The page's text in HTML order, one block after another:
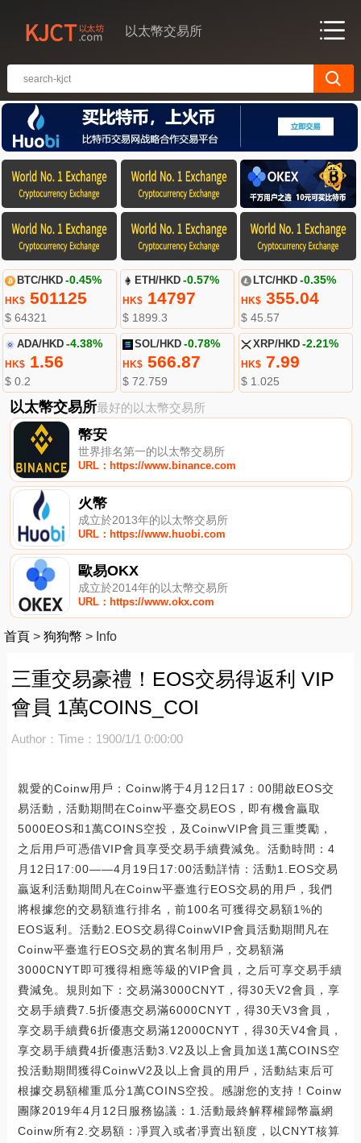
以太幣交易所
BTC/HKD -0.45%
HK$501125
$ 64321
ETH/HKD -0.57%
HK$ 14797
$ 1899.3
LTC/HKD -0.35%
HK$355.04
$ 45.57
ADA/HKD -4.38%
HK$1.56
$ 0.2
SOL/HKD -0.78%
HK$ 566.87
$ 72.759
XRP/HKD -2.21%
HK$7.99
$ 1.025
以太幣交易所最好的以太幣交易所
幣安
世界排名第一的以太幣交易所
URL：https://www.binance.com
火幣
成立於2013年的以太幣交易所
URL：https://www.huobi.com
歐易OKX
成立於2014年的以太幣交易所
URL：https://www.okx.com
首頁 > 狗狗幣 > Info
三重交易豪禮！EOS交易得返利 VIP
會員 1萬COINS_COI
Author： Time：1900/1/1 0:00:00
親愛的Coinw用戶：Coinw將于4月12日17：00開啟EOS交
易活動，活動期間在Coinw平臺交易EOS，即有機會贏取
5000EOS和1萬COINS空投，及CoinwVIP會員三重獎勵，
之后用戶可憑借VIP會員享受交易手續費減免。活動時間：4
月12日17:00——4月19日17:00活動詳情：活動1.EOS交易
贏返利活動期間凡在Coinw平臺進行EOS交易的用戶，我們
將根據您的交易額進行排名，前100名可獲得交易額1%的
EOS返利。活動2.EOS交易得CoinwVIP會員活動期間凡在
Coinw平臺進行EOS交易的實名制用戶，交易額滿
3000CNYT即可獲得相應等級的VIP會員，之后可享交易手續
費減免。規則如下：交易滿3000CNYT，得30天V2會員，享
交易手續費7.5折優惠交易滿6000CNYT，得30天V3會員，
享交易手續費6折優惠交易滿12000CNYT，得30天V4會員，
享交易手續費4折優惠活動3.V2及以上會員加送1萬COINS空
投活動期間獲得CoinwV2及以上會員的用戶，活動結束后可
根據交易額權重瓜分1萬COINS空投。感謝您的支持！Coinw
團隊2019年4月12日服務協議：1.活動最終解釋權歸幣贏網
Coinw所有2.交易額：凈買入或者凈賣出額度，以CNYT核算